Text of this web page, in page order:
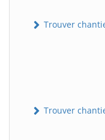
Trouver
Trouver